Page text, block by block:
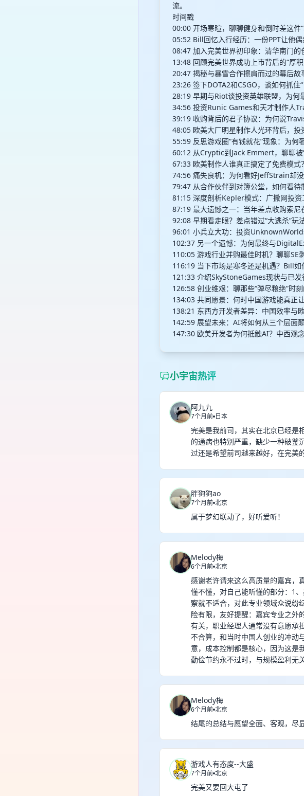
流。
时间戳
00:00 开场寒暄，聊聊健身和倒时差这件
05:52 Bill回忆入行经历：一份PPT让他
08:47 加入完美世界初印象：清华南门
13:48 回顾完美世界成功上市背后的“厚
20:47 揭秘与暴雪合作擦肩而过的幕后故
23:26 签下DOTA2和CSGO，谈如何抓住
28:19 早期与Riot谈投资英雄联盟，为何
34:56 投资Runic Games和天才制作人
39:19 收购背后的君子协议：为何说
48:05 欧美大厂明星制作人光环背后，投
55:59 反思游戏圈“有钱就花”现象：为何
60:12 从Cryptic到Jack Emmert，聊聊被
67:33 欧美制作人谁真正搞定了免费模式
74:56 痛失良机：为何看好JeffStrain却没
79:47 从合作伙伴到对簿公堂，如何看待
81:15 深度剖析Kepler模式：广撒网投资
87:19 最大遗憾之一：当年差点收购索尼
92:08 早期看走眼？差点错过“大逃杀”玩
96:01 小兵立大功：投资
102:37 另一个遗憾：为何最终与
110:05 游戏行业并购最佳时机？聊聊
116:19 当下市场是寒冬还是机遇？Bill
121:33 介绍SkyStoneGames现状与已
126:58 创业维艰：聊那些“弹尽粮绝”时
134:03 共同愿景：何时中国游戏能真正让
138:21 东西方开发者差异：中国效率与欧
142:59 展望未来：AI将如何从三个层面
147:30 欧美开发者为何抵触AI？中西观
小宇宙热评
阿九九
7个月前 日本
完美是我前司，其实在北京已经是
的通病也特别严重，缺少一种破釜
过还是希望前司越来越好，在完美
胖狗狗ao
7个月前 北京
属于梦幻联动了，好听爱听！
Melody梅
6个月前 北京
感谢老许请来这么高质量的嘉宾，
懂不懂，对自己能听懂的部分：1
察就不适合，对此专业领域众说纷
险有限，友好提醒：嘉宾专业之外
有关，职业经理人通常没有意愿承
不合算，和当时中国人创业的冲动
意，成本控制都是核心，因为这是
勤俭节约永不过时，与规模盈利无
Melody梅
6个月前 北京
结尾的总结与愿望全面、客观，尽
游戏人有态度--大盛
7个月前 北京
完美又要回大屯了